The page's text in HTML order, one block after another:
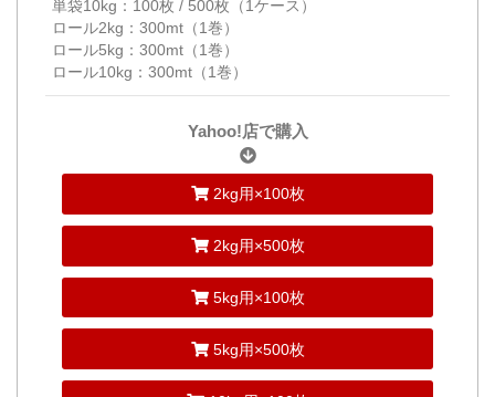
単袋10kg：100枚 / 500枚（1ケース）
ロール2kg：300mt（1巻）
ロール5kg：300mt（1巻）
ロール10kg：300mt（1巻）
Yahoo!店で購入
2kg用×100枚
2kg用×500枚
5kg用×100枚
5kg用×500枚